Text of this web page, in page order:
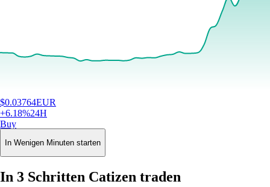
$0.03764EUR
+6.18%24H
Buy
In Wenigen Minuten starten
In 3 Schritten Catizen traden